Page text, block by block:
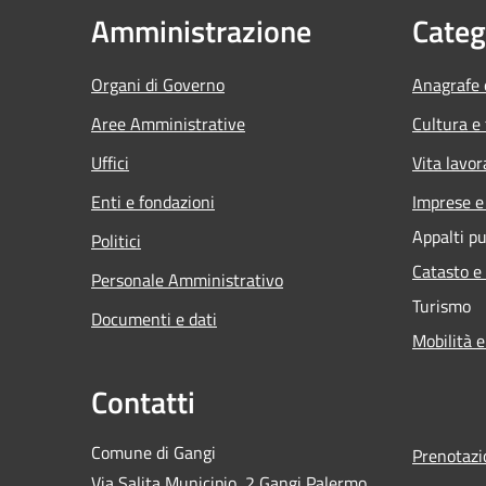
Amministrazione
Organi di Governo
Aree Amministrative
Uffici
Enti e fondazioni
Politici
Personale Amministrativo
Documenti e dati
Cultura
Vita
Imprese
Appalti
Catasto
Turismo
Mobilità
Contatti
Comune di Gangi